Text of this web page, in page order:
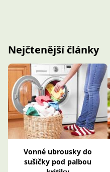
Nejčtenější články
Vonné ubrousky do
sušičky pod palbou